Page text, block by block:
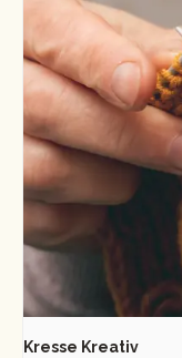
Kresse Kreativ